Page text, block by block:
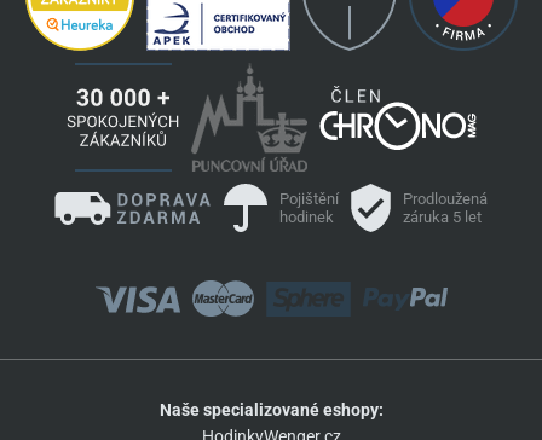
Pojištění
hodinek
Prodloužená
záruka 5 let
Naše specializované eshopy: